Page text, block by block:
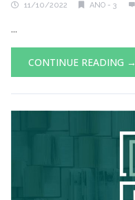
11/10/2022 ANO - 3
...
CONTINUE READING →